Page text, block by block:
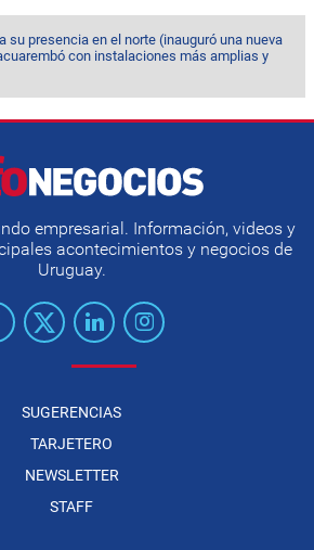
su presencia en el norte (inauguró una nueva
con instalaciones más amplias y
empresarial. Información, videos y
acontecimientos y negocios de
Uruguay.
SUGERENCIAS
TARJETERO
NEWSLETTER
STAFF